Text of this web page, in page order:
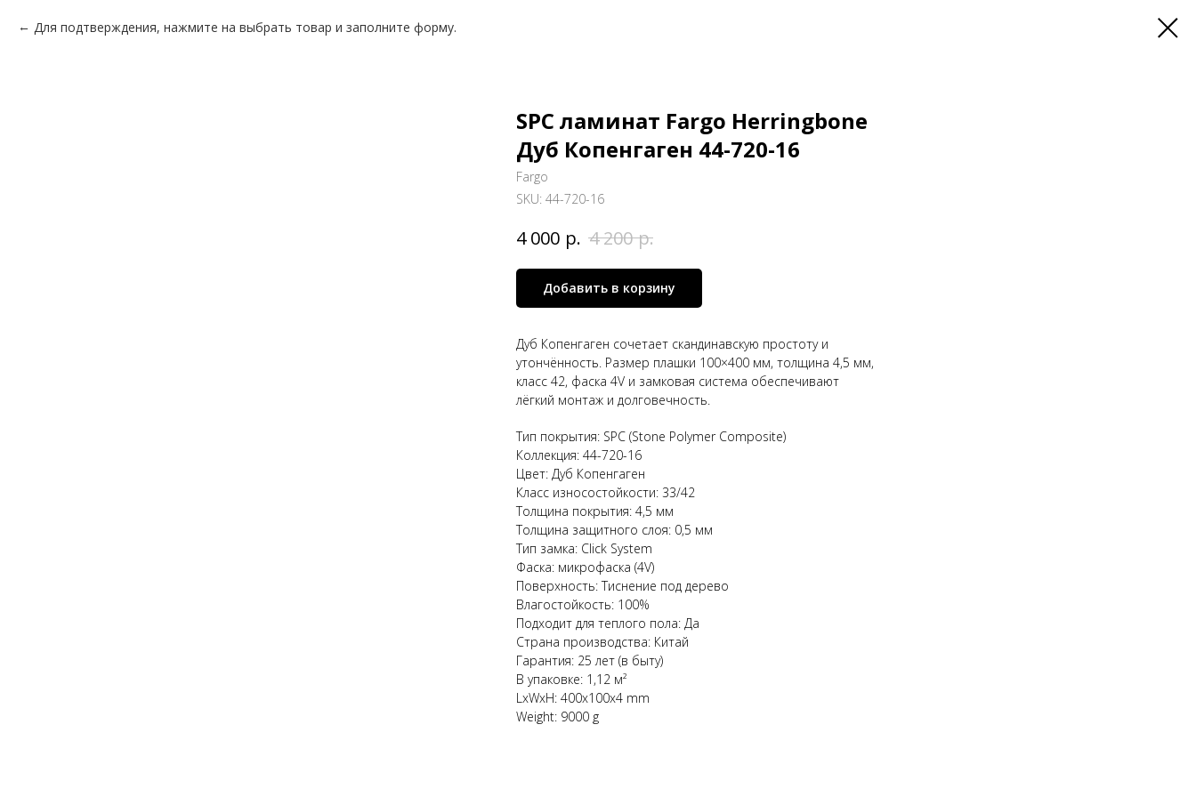
Для подтверждения, нажмите на выбрать товар и заполните форму.
SPC ламинат Fargo Herringbone
Дуб Копенгаген 44-720-16
Fargo
SKU: 44-720-16
4 000 р. 4 200 р.
Добавить в корзину
Дуб Копенгаген сочетает скандинавскую простоту и
утончённость. Размер плашки 100×400 мм, толщина 4,5 мм,
класс 42, фаска 4V и замковая система обеспечивают
лёгкий монтаж и долговечность.
Тип покрытия: SPC (Stone Polymer Composite)
Коллекция: 44-720-16
Цвет: Дуб Копенгаген
Класс износостойкости: 33/42
Толщина покрытия: 4,5 мм
Толщина защитного слоя: 0,5 мм
Тип замка: Click System
Фаска: микрофаска (4V)
Поверхность: Тиснение под дерево
Влагостойкость: 100%
Подходит для теплого пола: Да
Страна производства: Китай
Гарантия: 25 лет (в быту)
В упаковке: 1,12 м²
LxWxH: 400x100x4 mm
Weight: 9000 g